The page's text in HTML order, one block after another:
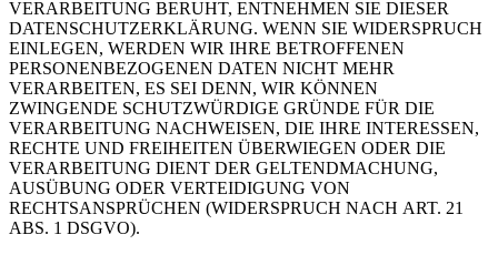
VERARBEITUNG BERUHT, ENTNEHMEN SIE DIESER
DATENSCHUTZERKLÄRUNG. WENN SIE WIDERSPRUCH
EINLEGEN, WERDEN WIR IHRE BETROFFENEN
PERSONENBEZOGENEN DATEN NICHT MEHR
VERARBEITEN, ES SEI DENN, WIR KÖNNEN
ZWINGENDE SCHUTZWÜRDIGE GRÜNDE FÜR DIE
VERARBEITUNG NACHWEISEN, DIE IHRE INTERESSEN,
RECHTE UND FREIHEITEN ÜBERWIEGEN ODER DIE
VERARBEITUNG DIENT DER GELTENDMACHUNG,
AUSÜBUNG ODER VERTEIDIGUNG VON
RECHTSANSPRÜCHEN (WIDERSPRUCH NACH ART. 21
ABS. 1 DSGVO).